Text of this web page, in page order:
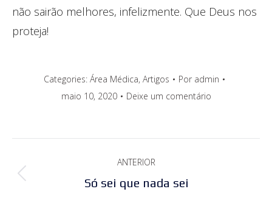
não sairão melhores, infelizmente. Que Deus nos
proteja!
Categories: Área Médica, Artigos Por admin
maio 10, 2020
Deixe um comentário
de
ANTERIOR
Post
Só sei que nada sei